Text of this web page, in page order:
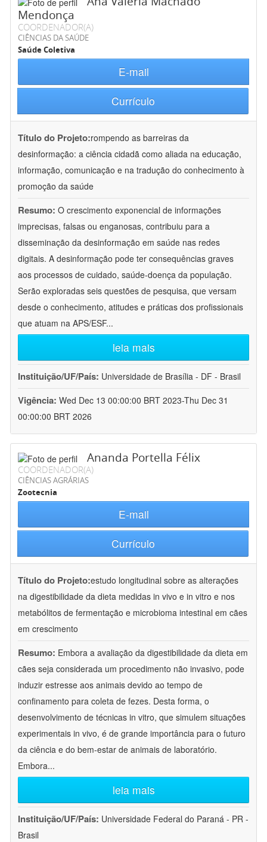
Mendonça
COORDENADOR(A)
CIÊNCIAS DA SAÚDE
Saúde Coletiva
E-mail
Currículo
Título do Projeto:rompendo as barreiras da
desinformação: a ciência cidadã como aliada na educação,
informação, comunicação e na tradução do conhecimento à
promoção da saúde
Resumo: O crescimento exponencial de informações
imprecisas, falsas ou enganosas, contribuiu para a
disseminação da desinformação em saúde nas redes
digitais. A desinformação pode ter consequências graves
aos processos de cuidado, saúde-doença da população.
Serão exploradas seis questões de pesquisa, que versam
desde o conhecimento, atitudes e práticas dos profissionais
que atuam na APS/ESF...
leia mais
Instituição/UF/País: Universidade de Brasília - DF - Brasil
Vigência: Wed Dec 13 00:00:00 BRT 2023-Thu Dec 31
00:00:00 BRT 2026
Ananda Portella Félix
COORDENADOR(A)
CIÊNCIAS AGRÁRIAS
Zootecnia
E-mail
Currículo
Título do Projeto:estudo longitudinal sobre as alterações
na digestibilidade da dieta medidas in vivo e in vitro e nos
metabólitos de fermentação e microbioma intestinal em cães
em crescimento
Resumo: Embora a avaliação da digestibilidade da dieta em
cães seja considerada um procedimento não invasivo, pode
induzir estresse aos animais devido ao tempo de
confinamento para coleta de fezes. Desta forma, o
desenvolvimento de técnicas in vitro, que simulem situações
experimentais in vivo, é de grande importância para o futuro
da ciência e do bem-estar de animais de laboratório.
Embora...
leia mais
Instituição/UF/País: Universidade Federal do Paraná - PR -
Brasil